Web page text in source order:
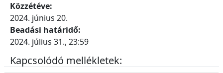
Közzétéve:
2024. június 20.
Beadási határidő:
2024. július 31., 23:59
Kapcsolódó mellékletek: